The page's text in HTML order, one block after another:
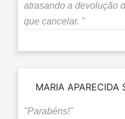
atrasando a devolução
que cancelar. "
MARIA APARECIDA
"Parabéns!"